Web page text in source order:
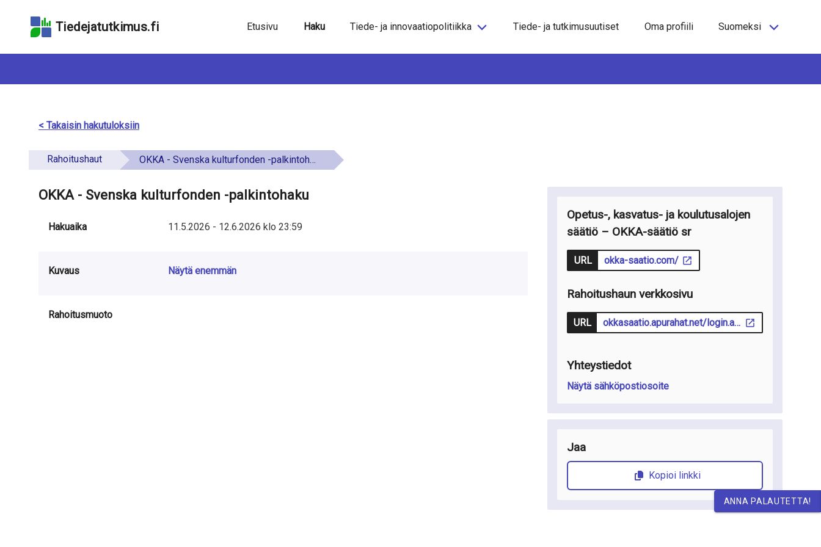
hakukenttään
sivun
saavutettavuusselosteeseen
Tiedejatutkimus.fi Etusivu Haku Tiede- ja innovaatiopolitiikka Tiede- ja tutkimusuutiset Oma profiili Suomeksi
< Takaisin hakutuloksiin
Rahoitushaut OKKA - Svenska kulturfonden -palkintohaku
OKKA - Svenska kulturfonden -palkintohaku
Hakuaika 11.5.2026 - 12.6.2026 klo 23:59
Kuvaus Näytä enemmän
Rahoitusmuoto
Opetus-, kasvatus- ja koulutusalojen
säätiö – OKKA-säätiö sr
URL okka-saatio.com/
Rahoitushaun verkkosivu
URL okkasaatio.apurahat.net/login.aspx?lcid=1035
Yhteystiedot
Näytä sähköpostiosoite
Jaa
Kopioi linkki
ANNA PALAUTETTA!